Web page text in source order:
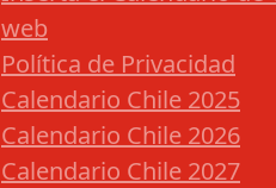
web
Política de Privacidad
Calendario Chile 2025
Calendario Chile 2026
Calendario Chile 2027